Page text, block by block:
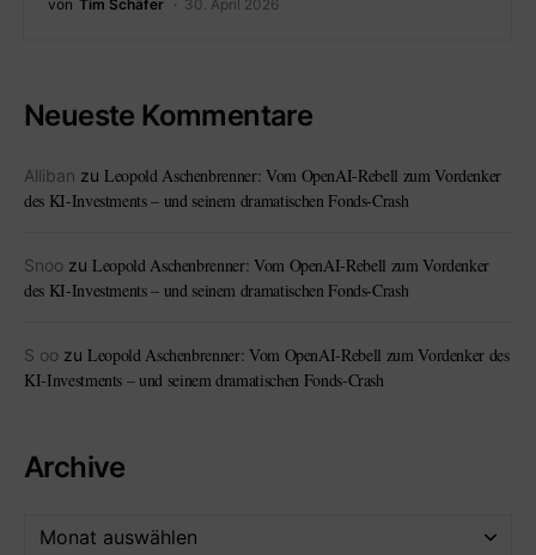
von Tim Schäfer 30. April 2026
Neueste Kommentare
Alliban zu Leopold Aschenbrenner: Vom OpenAI-Rebell zum Vordenker
des KI-Investments – und seinem dramatischen Fonds-Crash
Snoo zu Leopold Aschenbrenner: Vom OpenAI-Rebell zum Vordenker
des KI-Investments – und seinem dramatischen Fonds-Crash
S oo zu Leopold Aschenbrenner: Vom OpenAI-Rebell zum Vordenker des
KI-Investments – und seinem dramatischen Fonds-Crash
Archive